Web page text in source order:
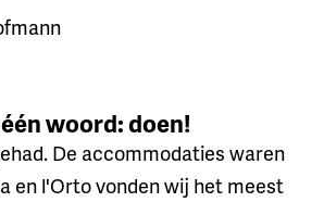
woord: doen!
De accommodaties waren
en l'Orto vonden wij het meest